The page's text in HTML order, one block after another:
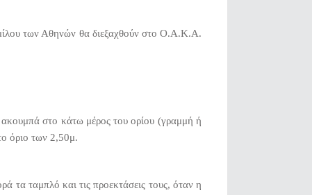
των Αθηνών θα διεξαχθούν στο Ο.Α.Κ.Α.
ακουμπά στο κάτω μέρος του ορίου (γραμμή ή
όριο των 2,50μ.
τα ταμπλό και τις προεκτάσεις τους, όταν η